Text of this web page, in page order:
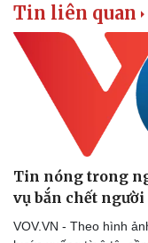
Doanh nghiệp
Tin liên quan
Tin nóng trong
vụ bắn chết người
VOV.VN - Theo hình